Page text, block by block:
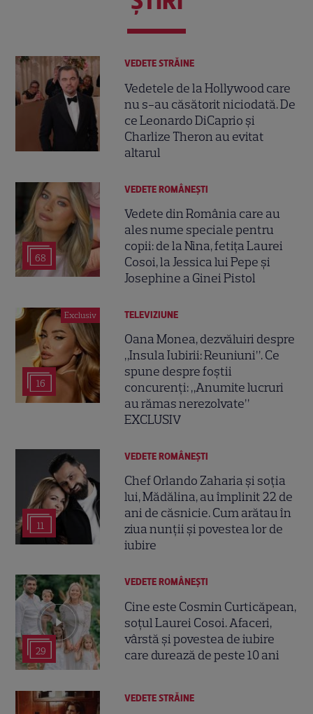
VEDETE STRĂINE
Vedetele de la Hollywood care
nu s-au căsătorit niciodată. De
ce Leonardo DiCaprio și
Charlize Theron au evitat
altarul
68
VEDETE ROMÂNEŞTI
Vedete din România care au
ales nume speciale pentru
copii: de la Nina, fetița Laurei
Cosoi, la Jessica lui Pepe și
Josephine a Ginei Pistol
Exclusiv
16
TELEVIZIUNE
Oana Monea, dezvăluiri despre
„Insula Iubirii: Reuniuni”. Ce
spune despre foștii
concurenți: „Anumite lucruri
au rămas nerezolvate”
EXCLUSIV
11
VEDETE ROMÂNEŞTI
Chef Orlando Zaharia și soția
lui, Mădălina, au împlinit 22 de
ani de căsnicie. Cum arătau în
ziua nunții și povestea lor de
iubire
29
VEDETE ROMÂNEŞTI
Cine este Cosmin Curticăpean,
soțul Laurei Cosoi. Afaceri,
vârstă și povestea de iubire
care durează de peste 10 ani
VEDETE STRĂINE